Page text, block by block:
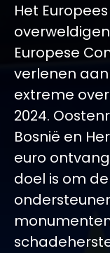
Het
Europese
verlenen
extreme
2024.
Bosnië en
euro
doel is om